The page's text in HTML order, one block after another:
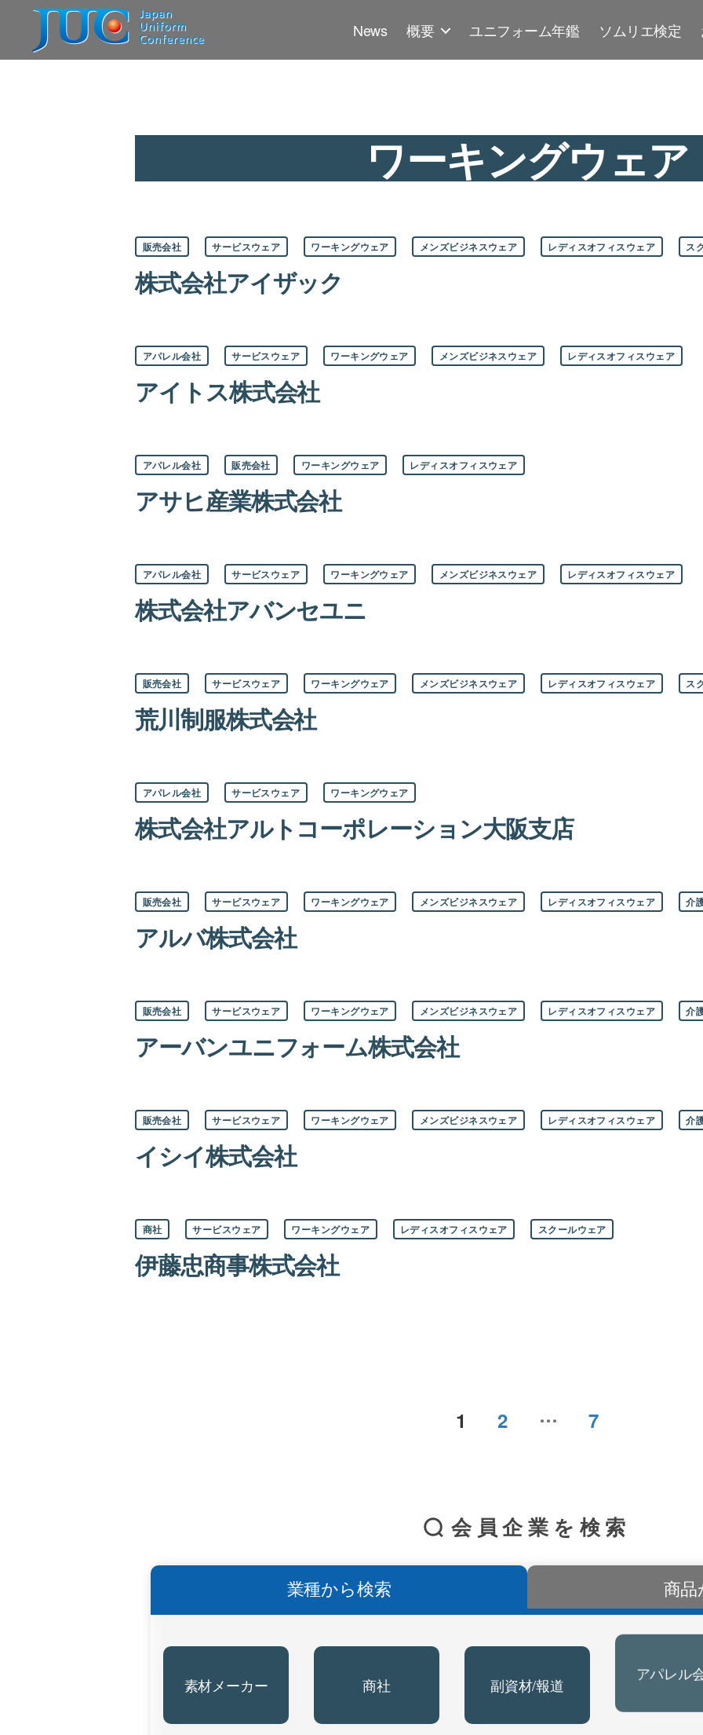
JAPAN
News 概要 ユニフォーム年鑑 ソムリエ検定
ワーキングウェア
カ
テ
ゴ
リ
ー
販売会社 サービスウェア ワーキングウェア メンズビジネスウェア レディスオフィスウェア ス
株式会社アイザック
カ
テ
ゴ
リ
ー
アパレル会社 サービスウェア ワーキングウェア メンズビジネスウェア レディスオフィスウェア
アイトス株式会社
カ
テ
ゴ
リ
ー
アパレル会社 販売会社 ワーキングウェア レディスオフィスウェア
アサヒ産業株式会社
カ
テ
ゴ
リ
ー
アパレル会社 サービスウェア ワーキングウェア メンズビジネスウェア レディスオフィスウェア
株式会社アバンセユニ
カ
テ
ゴ
リ
ー
販売会社 サービスウェア ワーキングウェア メンズビジネスウェア レディスオフィスウェア ス
荒川制服株式会社
カ
テ
ゴ
リ
ー
アパレル会社 サービスウェア ワーキングウェア
株式会社アルトコーポレーション大阪支店
カ
テ
ゴ
リ
ー
販売会社 サービスウェア ワーキングウェア メンズビジネスウェア レディスオフィスウェア 介
アルバ株式会社
カ
テ
ゴ
リ
ー
販売会社 サービスウェア ワーキングウェア メンズビジネスウェア レディスオフィスウェア 介
アーバンユニフォーム株式会社
カ
テ
ゴ
ー
販売会社 サービスウェア ワーキングウェア メンズビジネスウェア レディスオフィスウェア 介
イシイ株式会社
カ
テ
ゴ
リ
ー
商社 サービスウェア ワーキングウェア レディスオフィスウェア スクールウェア
伊藤忠商事株式会社
1 2 … 7
会員企業を検索
業種から検索
素材メーカー 商社 副資材/報道 アパレル
商